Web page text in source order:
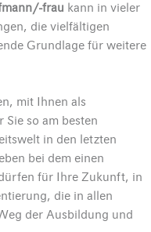
frau kann in vieler
die vielfältigen
Grundlage für weitere
mit Ihnen als
so am besten
in den letzten
bei dem einen
für Ihre Zukunft, in
die in allen
der Ausbildung und